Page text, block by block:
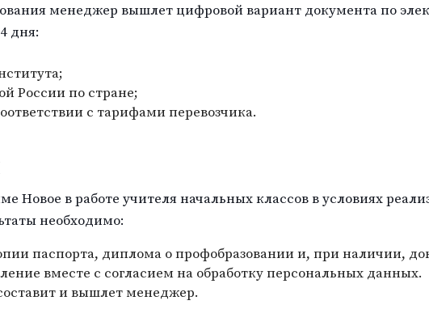
менеджер вышлет цифровой вариант документа по
дня:
России по стране;
с тарифами перевозчика.
Новое в работе учителя начальных классов в условиях
необходимо:
паспорта, диплома о профобразовании и, при наличии,
вместе с согласием на обработку персональных данных.
и вышлет менеджер.